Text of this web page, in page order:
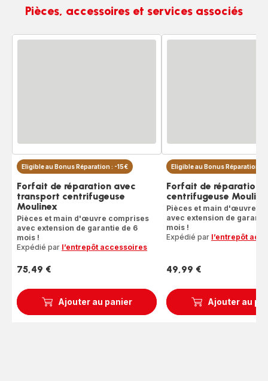
Pièces, accessoires et services associés
Ajouter au panier
Eligible au Bonus Réparation : -15€
Forfait de réparation avec
transport centrifugeuse
Moulinex
Pièces et main d'œuvre comprises
avec extension de garantie de 6
mois !
Expédié par l’entrepôt accessoires
Prix
75,49 €
Ajouter au
Eligible au Bonus Réparation : -
Forfait de réparation
centrifugeuse
Pièces et main d'œuvre
avec extension de
mois !
Expédié par l’entrepôt
Prix
49,99 €